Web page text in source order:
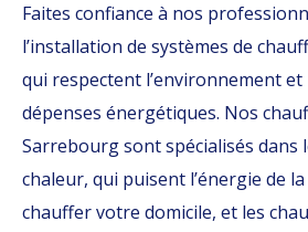
Faites confiance à nos
l’installation de systèmes de
qui respectent l’environnement
dépenses énergétiques. Nos
Sarrebourg sont spécialisés dans
chaleur, qui puisent l’énergie de
chauffer votre domicile, et les